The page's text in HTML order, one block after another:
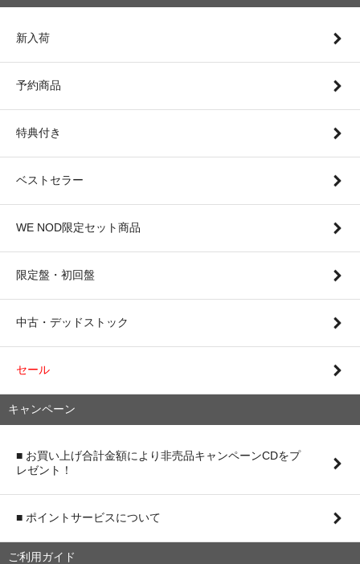
新入荷
予約商品
特典付き
ベストセラー
WE NOD限定セット商品
限定盤・初回盤
中古・デッドストック
セール
キャンペーン
■ お買い上げ合計金額により非売品キャンペーンCDをプ
レゼント！
■ ポイントサービスについて
ご利用ガイド